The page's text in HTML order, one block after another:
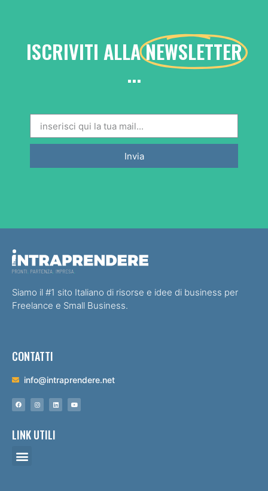
ISCRIVITI ALLANEWSLETTER
...
Invia
Siamo il #1 sito Italiano di risorse e idee di business per
Freelance e Small Business.
CONTATTI
info@intraprendere.net
LINK UTILI